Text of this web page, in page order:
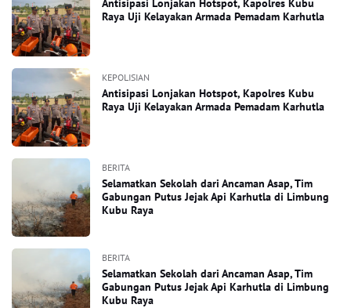
Antisipasi Lonjakan Hotspot, Kapolres Kubu
Raya Uji Kelayakan Armada Pemadam Karhutla
KEPOLISIAN
Antisipasi Lonjakan Hotspot, Kapolres Kubu
Raya Uji Kelayakan Armada Pemadam Karhutla
BERITA
Selamatkan Sekolah dari Ancaman Asap, Tim
Gabungan Putus Jejak Api Karhutla di Limbung
Kubu Raya
BERITA
Selamatkan Sekolah dari Ancaman Asap, Tim
Gabungan Putus Jejak Api Karhutla di Limbung
Kubu Raya